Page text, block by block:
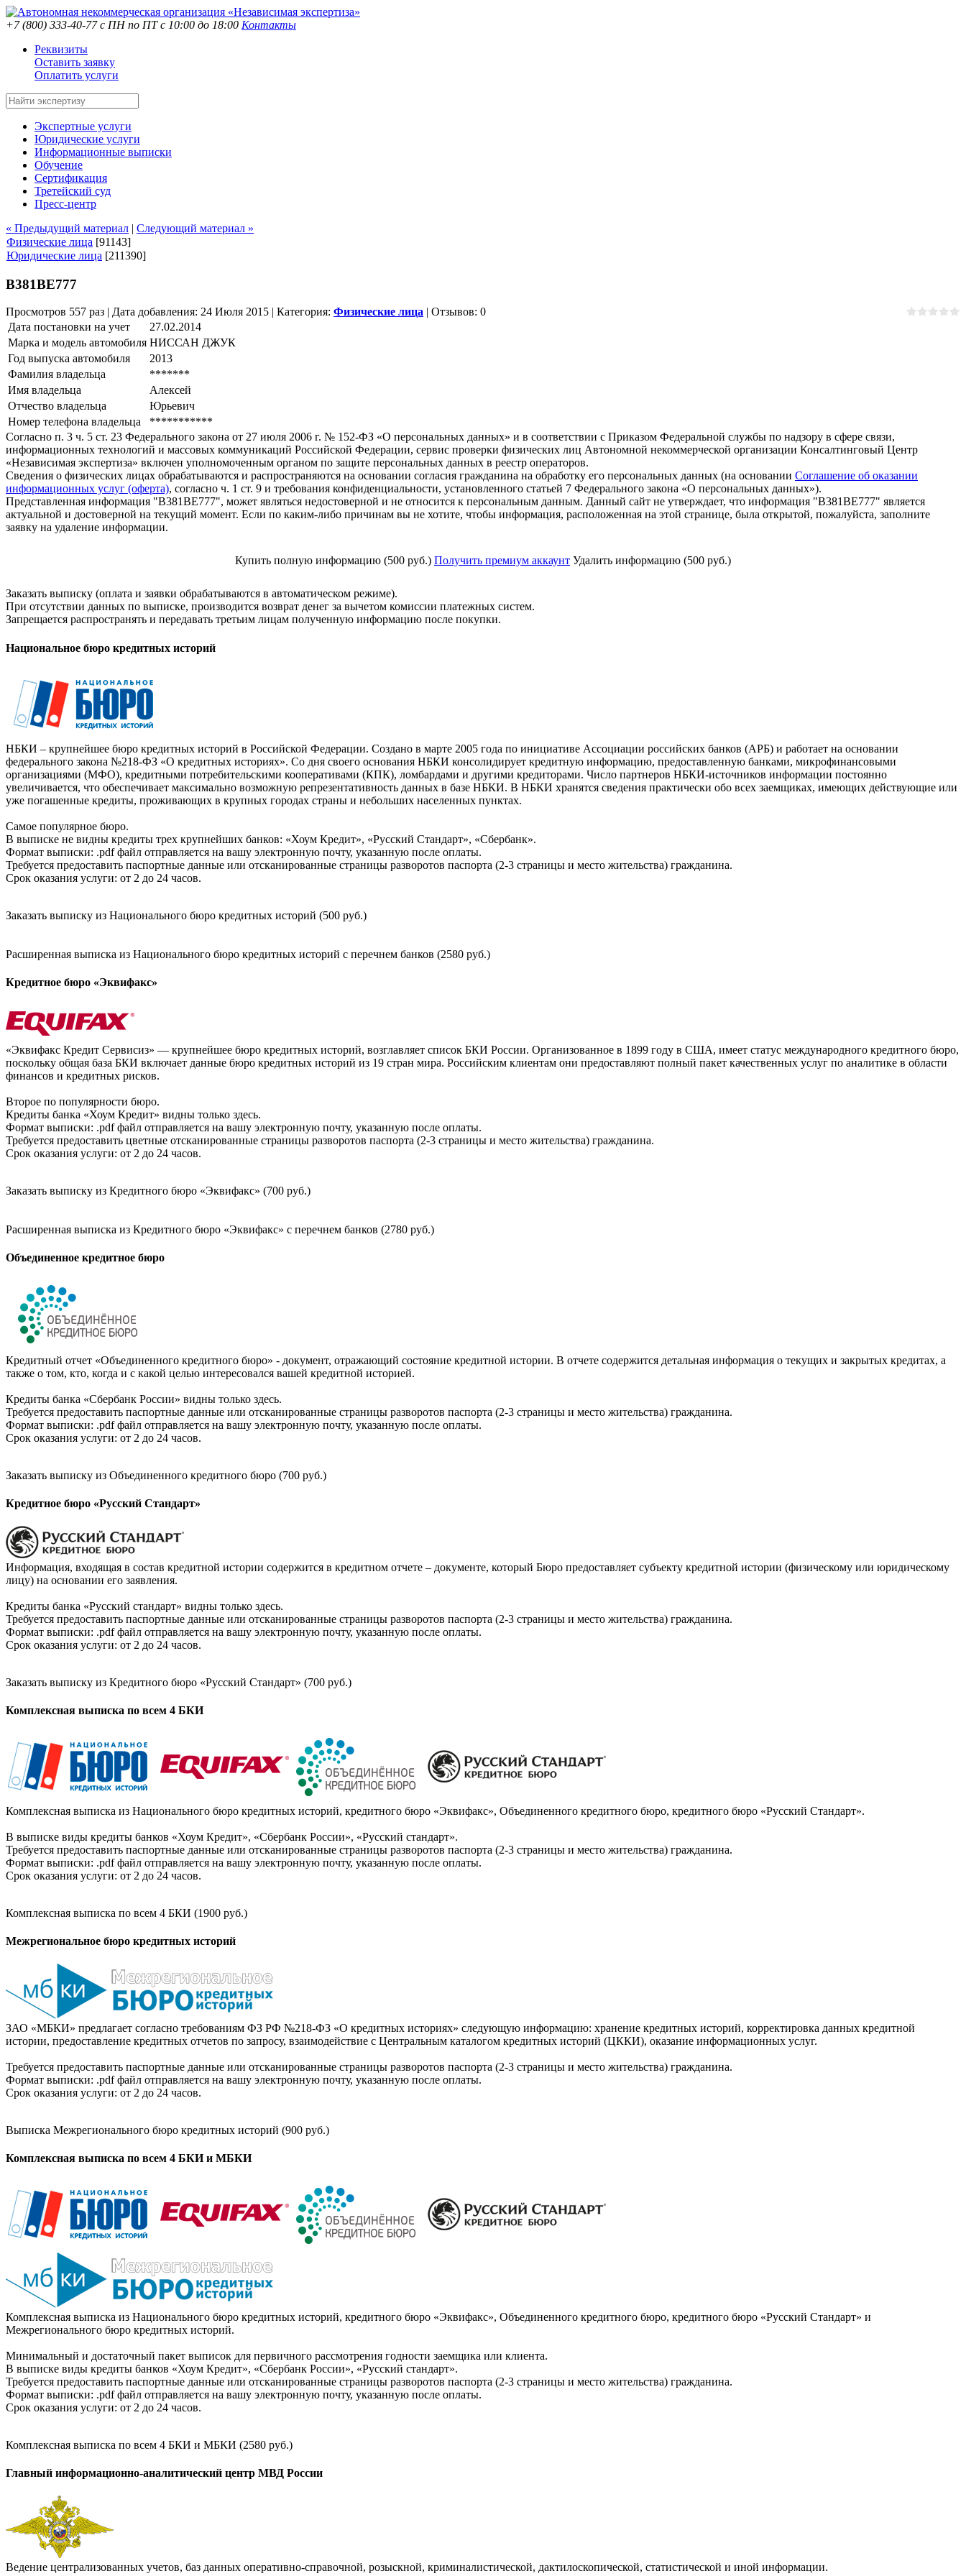
+7 (800) 333-40-77с ПН по ПТ с 10:00 до 18:00 Контакты
Реквизиты
Оставить заявку
Оплатить услуги
Экспертные услуги
Юридические услуги
Информационные выписки
Обучение
Сертификация
Третейский суд
Пресс-центр
« Предыдущий материал | Следующий материал »
Физические лица [91143]
Юридические лица [211390]
В381ВЕ777
Просмотров 557 раз | Дата добавления: 24 Июля 2015 | Категория: Физические лица | Отзывов: 0
Дата постановки на учет
27.02.2014
Марка и модель автомобиля НИССАН ДЖУК
Год выпуска автомобиля
2013
Фамилия владельца
*******
Имя владельца
Алексей
Отчество владельца
Юрьевич
Номер телефона владельца
***********
Согласно п. 3 ч. 5 ст. 23 Федерального закона от 27 июля 2006 г. № 152-ФЗ «О персональных данных» и в соответствии с Приказом Федеральной службы по надзору в сфере связи,
информационных технологий и массовых коммуникаций Российской Федерации, сервис проверки физических лиц Автономной некоммерческой организации Консалтинговый Центр
«Независимая экспертиза» включен уполномоченным органом по защите персональных данных в реестр операторов.
Сведения о физических лицах обрабатываются и распространяются на основании согласия гражданина на обработку его персональных данных (на основании Соглашение об оказании
информационных услуг (оферта), согласно ч. 1 ст. 9 и требования конфиденциальности, установленного статьей 7 Федерального закона «О персональных данных»).
Представленная информация "В381ВЕ777", может являться недостоверной и не относится к персональным данным. Данный сайт не утверждает, что информация "В381ВЕ777" является
актуальной и достоверной на текущий момент. Если по каким-либо причинам вы не хотите, чтобы информация, расположенная на этой странице, была открытой, пожалуйста, заполните
заявку на удаление информации.
Купить полную информацию (500 руб.) Получить премиум аккаунт Удалить информацию (500 руб.)
Заказать выписку (оплата и заявки обрабатываются в автоматическом режиме).
При отсутствии данных по выписке, производится возврат денег за вычетом комиссии платежных систем.
Запрещается распространять и передавать третьим лицам полученную информацию после покупки.
Национальное бюро кредитных историй
НБКИ – крупнейшее бюро кредитных историй в Российской Федерации. Создано в марте 2005 года по инициативе Ассоциации российских банков (АРБ) и работает на основании
федерального закона №218-ФЗ «О кредитных историях». Со дня своего основания НБКИ консолидирует кредитную информацию, предоставленную банками, микрофинансовыми
организациями (МФО), кредитными потребительскими кооперативами (КПК), ломбардами и другими кредиторами. Число партнеров НБКИ-источников информации постоянно
увеличивается, что обеспечивает максимально возможную репрезентативность данных в базе НБКИ. В НБКИ хранятся сведения практически обо всех заемщиках, имеющих действующие или
уже погашенные кредиты, проживающих в крупных городах страны и небольших населенных пунктах.
Самое популярное бюро.
В выписке не видны кредиты трех крупнейших банков: «Хоум Кредит», «Русский Стандарт», «Сбербанк».
Формат выписки: .pdf файл отправляется на вашу электронную почту, указанную после оплаты.
Требуется предоставить паспортные данные или отсканированные страницы разворотов паспорта (2-3 страницы и место жительства) гражданина.
Срок оказания услуги: от 2 до 24 часов.
Заказать выписку из Национального бюро кредитных историй (500 руб.)
Расширенная выписка из Национального бюро кредитных историй с перечнем банков (2580 руб.)
Кредитное бюро «Эквифакс»
«Эквифакс Кредит Сервисиз» — крупнейшее бюро кредитных историй, возглавляет список БКИ России. Организованное в 1899 году в США, имеет статус международного кредитного бюро,
поскольку общая база БКИ включает данные бюро кредитных историй из 19 стран мира. Российским клиентам они предоставляют полный пакет качественных услуг по аналитике в области
финансов и кредитных рисков.
Второе по популярности бюро.
Кредиты банка «Хоум Кредит» видны только здесь.
Формат выписки: .pdf файл отправляется на вашу электронную почту, указанную после оплаты.
Требуется предоставить цветные отсканированные страницы разворотов паспорта (2-3 страницы и место жительства) гражданина.
Срок оказания услуги: от 2 до 24 часов.
Заказать выписку из Кредитного бюро «Эквифакс» (700 руб.)
Расширенная выписка из Кредитного бюро «Эквифакс» с перечнем банков (2780 руб.)
Объединенное кредитное бюро
Кредитный отчет «Объединенного кредитного бюро» - документ, отражающий состояние кредитной истории. В отчете содержится детальная информация о текущих и закрытых кредитах, а
также о том, кто, когда и с какой целью интересовался вашей кредитной историей.
Кредиты банка «Сбербанк России» видны только здесь.
Требуется предоставить паспортные данные или отсканированные страницы разворотов паспорта (2-3 страницы и место жительства) гражданина.
Формат выписки: .pdf файл отправляется на вашу электронную почту, указанную после оплаты.
Срок оказания услуги: от 2 до 24 часов.
Заказать выписку из Объединенного кредитного бюро (700 руб.)
Кредитное бюро «Русский Стандарт»
Информация, входящая в состав кредитной истории содержится в кредитном отчете – документе, который Бюро предоставляет субъекту кредитной истории (физическому или юридическому
лицу) на основании его заявления.
Кредиты банка «Русский стандарт» видны только здесь.
Требуется предоставить паспортные данные или отсканированные страницы разворотов паспорта (2-3 страницы и место жительства) гражданина.
Формат выписки: .pdf файл отправляется на вашу электронную почту, указанную после оплаты.
Срок оказания услуги: от 2 до 24 часов.
Заказать выписку из Кредитного бюро «Русский Стандарт» (700 руб.)
Комплексная выписка по всем 4 БКИ
Комплексная выписка из Национального бюро кредитных историй, кредитного бюро «Эквифакс», Объединенного кредитного бюро, кредитного бюро «Русский Стандарт».
В выписке виды кредиты банков «Хоум Кредит», «Сбербанк России», «Русский стандарт».
Требуется предоставить паспортные данные или отсканированные страницы разворотов паспорта (2-3 страницы и место жительства) гражданина.
Формат выписки: .pdf файл отправляется на вашу электронную почту, указанную после оплаты.
Срок оказания услуги: от 2 до 24 часов.
Комплексная выписка по всем 4 БКИ (1900 руб.)
Межрегиональное бюро кредитных историй
ЗАО «МБКИ» предлагает согласно требованиям ФЗ РФ №218-ФЗ «О кредитных историях» следующую информацию: хранение кредитных историй, корректировка данных кредитной
истории, предоставление кредитных отчетов по запросу, взаимодействие с Центральным каталогом кредитных историй (ЦККИ), оказание информационных услуг.
Требуется предоставить паспортные данные или отсканированные страницы разворотов паспорта (2-3 страницы и место жительства) гражданина.
Формат выписки: .pdf файл отправляется на вашу электронную почту, указанную после оплаты.
Срок оказания услуги: от 2 до 24 часов.
Выписка Межрегионального бюро кредитных историй (900 руб.)
Комплексная выписка по всем 4 БКИ и МБКИ
Комплексная выписка из Национального бюро кредитных историй, кредитного бюро «Эквифакс», Объединенного кредитного бюро, кредитного бюро «Русский Стандарт» и
Межрегионального бюро кредитных историй.
Минимальный и достаточный пакет выписок для первичного рассмотрения годности заемщика или клиента.
В выписке виды кредиты банков «Хоум Кредит», «Сбербанк России», «Русский стандарт».
Требуется предоставить паспортные данные или отсканированные страницы разворотов паспорта (2-3 страницы и место жительства) гражданина.
Формат выписки: .pdf файл отправляется на вашу электронную почту, указанную после оплаты.
Срок оказания услуги: от 2 до 24 часов.
Комплексная выписка по всем 4 БКИ и МБКИ (2580 руб.)
Главный информационно-аналитический центр МВД России
Ведение централизованных учетов, баз данных оперативно-справочной, розыскной, криминалистической, дактилоскопической, статистической и иной информации.